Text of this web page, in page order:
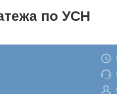
по УСН